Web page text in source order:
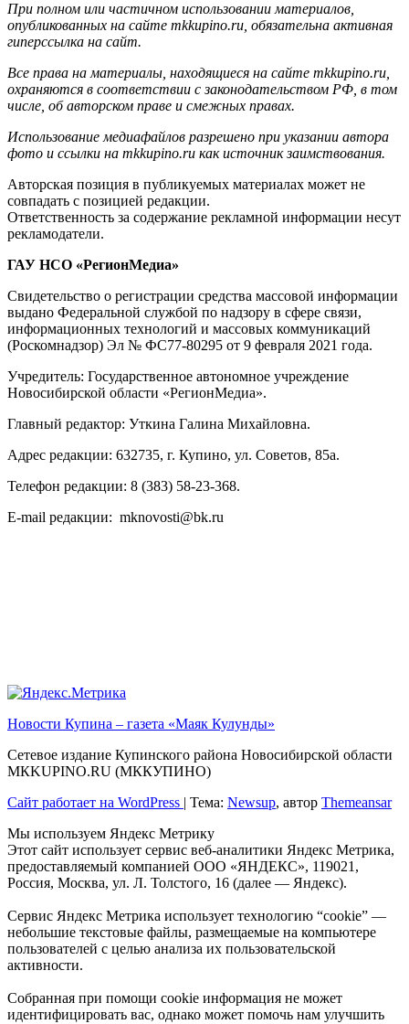
При полном или частичном использовании материалов,
опубликованных на сайте mkkupino.ru, обязательна активная
гиперссылка на сайт.
Все права на материалы, находящиеся на сайте mkkupino.ru,
охраняются в соответствии с законодательством РФ, в том
числе, об авторском праве и смежных правах.
Использование медиафайлов разрешено при указании автора
фото и ссылки на mkkupino.ru как источник заимствования.
Авторская позиция в публикуемых материалах может не
совпадать с позицией редакции.
Ответственность за содержание рекламной информации несут
рекламодатели.
ГАУ НСО «РегионМедиа»
Свидетельство о регистрации средства массовой информации
выдано Федеральной службой по надзору в сфере связи,
информационных технологий и массовых коммуникаций
(Роскомнадзор) Эл № ФС77-80295 от 9 февраля 2021 года.
Учредитель: Государственное автономное учреждение
Новосибирской области «РегионМедиа».
Главный редактор: Уткина Галина Михайловна.
Адрес редакции: 632735, г. Купино, ул. Советов, 85а.
Телефон редакции: 8 (383) 58-23-368.
E-mail редакции: mknovosti@bk.ru
Новости Купина – газета «Маяк Кулунды»
Сетевое издание Купинского района Новосибирской области
МКKUPINO.RU (МККУПИНО)
Сайт работает на WordPress
Тема: Newsup, автор Themeansar
Мы используем Яндекс Метрику
Этот сайт использует сервис веб-аналитики Яндекс Метрика,
предоставляемый компанией ООО «ЯНДЕКС», 119021,
Россия, Москва, ул. Л. Толстого, 16 (далее — Яндекс).
Сервис Яндекс Метрика использует технологию “cookie” —
небольшие текстовые файлы, размещаемые на компьютере
пользователей с целью анализа их пользовательской
активности.
Собранная при помощи cookie информация не может
идентифицировать вас, однако может помочь нам улучшить